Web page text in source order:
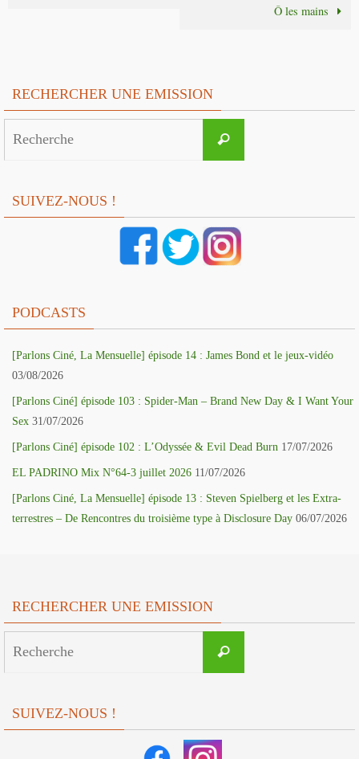
Ô les mains
RECHERCHER UNE EMISSION
Recherche
SUIVEZ-NOUS !
PODCASTS
[Parlons Ciné, La Mensuelle] épisode 14 : James Bond et le jeux-vidéo
03/08/2026
[Parlons Ciné] épisode 103 : Spider-Man – Brand New Day & I Want Your
Sex 31/07/2026
[Parlons Ciné] épisode 102 : L’Odyssée & Evil Dead Burn 17/07/2026
EL PADRINO Mix N°64-3 juillet 2026 11/07/2026
[Parlons Ciné, La Mensuelle] épisode 13 : Steven Spielberg et les Extra-
terrestres – De Rencontres du troisième type à Disclosure Day 06/07/2026
RECHERCHER UNE EMISSION
Recherche
SUIVEZ-NOUS !